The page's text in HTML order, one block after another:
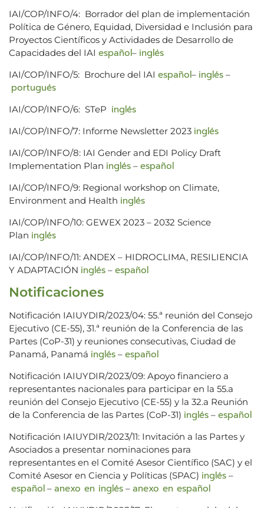
IAI/COP/INFO/4: Borrador del plan de implementación
Política de Género, Equidad, Diversidad e Inclusión para
Proyectos Científicos y Actividades de Desarrollo de
Capacidades del IAI español– inglés
IAI/COP/INFO/5: Brochure del IAI español– inglés –
portugués
IAI/COP/INFO/6: STeP inglés
IAI/COP/INFO/7: Informe Newsletter 2023 inglés
IAI/COP/INFO/8: IAI Gender and EDI Policy Draft
Implementation Plan inglés – español
IAI/COP/INFO/9: Regional workshop on Climate,
Environment and Health inglés
IAI/COP/INFO/10: GEWEX 2023 – 2032 Science
Plan inglés
IAI/COP/INFO/11: ANDEX – HIDROCLIMA, RESILIENCIA
Y ADAPTACIÓN inglés – español
Notificaciones
Notificación IAIUYDIR/2023/04: 55.ª reunión del Consejo
Ejecutivo (CE-55), 31.ª reunión de la Conferencia de las
Partes (CoP-31) y reuniones consecutivas, Ciudad de
Panamá, Panamá inglés – español
Notificación IAIUYDIR/2023/09: Apoyo financiero a
representantes nacionales para participar en la 55.a
reunión del Consejo Ejecutivo (CE-55) y la 32.a Reunión
de la Conferencia de las Partes (CoP-31) inglés – español
Notificación IAIUYDIR/2023/11: Invitación a las Partes y
Asociados a presentar nominaciones para
representantes en el Comité Asesor Científico (SAC) y el
Comité Asesor en Ciencia y Políticas (SPAC) inglés –
español – anexo en inglés – anexo en español